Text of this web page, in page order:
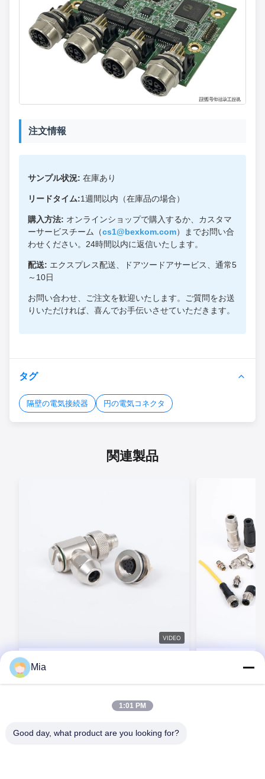
注文情報
サンプル状況: 在庫あり
リードタイム:1週間以内（在庫品の場合）
購入方法: オンラインショップで購入するか、カスタマ
ーサービスチーム（cs1@bexkom.com）までお問い合
わせください。24時間以内に返信いたします。
配送: エクスプレス配送、ドアツードアサービス、通常5
～10日
お問い合わせ、ご注文を歓迎いたします。ご質問をお送
りいただければ、喜んでお手伝いさせていただきます。
タグ
隔壁の電気接続器 円の電気コネクタ
関連製品
VIDEO
BEXKOM Mシリーズ スクリューロック式
産業用円形コネクタ 2～17ピン IP67防水
Binder/Amphenol/Phoenix互換
BEXKOM 工業
水 EMC シール
Mia
1:01 PM
Good day, what product are you looking for?